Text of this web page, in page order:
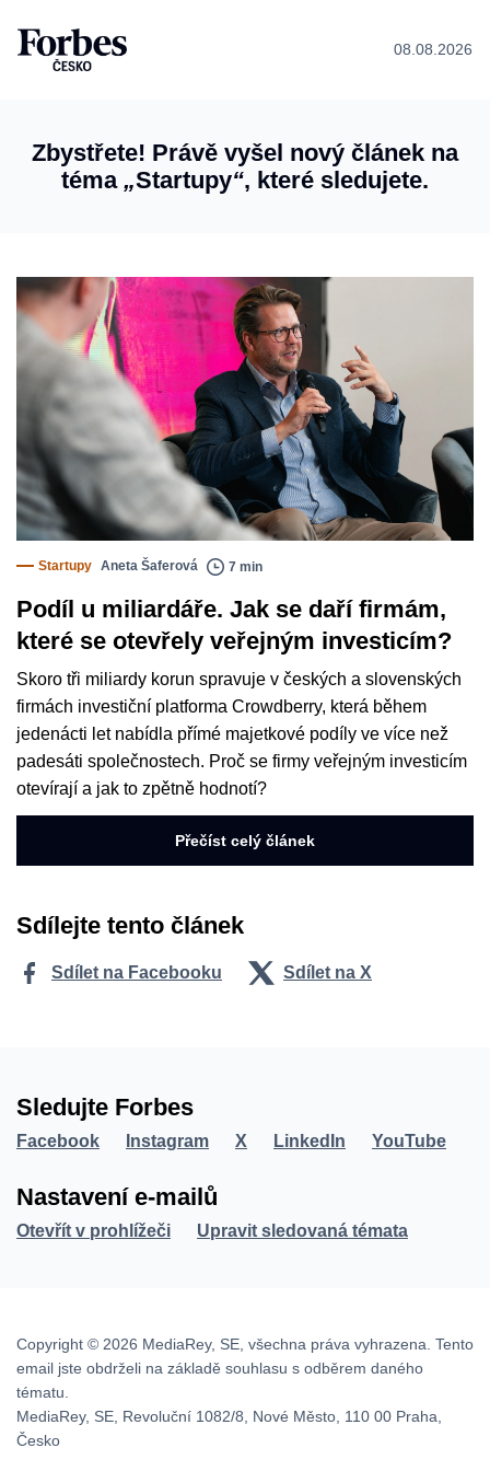
08.08.2026
Zbystřete! Právě vyšel nový článek na
téma „Startupy“, které sledujete.
Startupy Aneta Šaferová 7 min
Podíl u miliardáře. Jak se daří firmám,
které se otevřely veřejným investicím?
Skoro tři miliardy korun spravuje v českých a slovenských
firmách investiční platforma Crowdberry, která během
jedenácti let nabídla přímé majetkové podíly ve více než
padesáti společnostech. Proč se firmy veřejným investicím
otevírají a jak to zpětně hodnotí?
Přečíst celý článek
Sdílejte tento článek
Sdílet na Facebooku Sdílet na X
Sledujte Forbes
Facebook Instagram X LinkedIn YouTube
Nastavení e-mailů
Otevřít v prohlížeči Upravit sledovaná témata
Copyright © 2026 MediaRey, SE, všechna práva vyhrazena. Tento
email jste obdrželi na základě souhlasu s odběrem daného
tématu.
MediaRey, SE, Revoluční 1082/8, Nové Město, 110 00 Praha,
Česko